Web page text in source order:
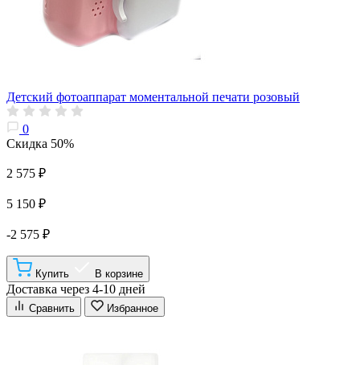
Детский фотоаппарат моментальной печати розовый
0
Скидка 50%
2 575 ₽
5 150 ₽
-2 575 ₽
Купить В корзине
Доставка через 4-10 дней
Сравнить Избранное